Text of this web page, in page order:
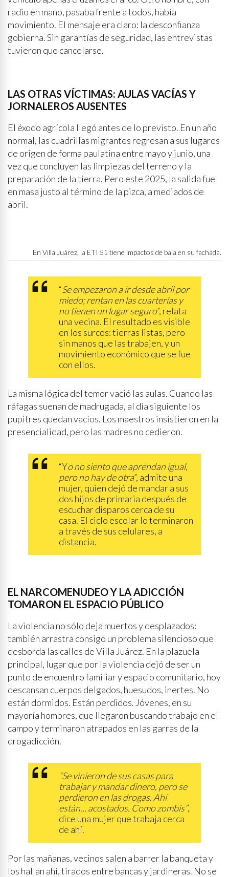
radio en mano, pasaba frente a todos, había
movimiento. El mensaje era claro: la desconfianza
gobierna. Sin garantías de seguridad, las entrevistas
tuvieron que cancelarse.
LAS OTRAS VÍCTIMAS: AULAS VACÍAS Y
JORNALEROS AUSENTES
El éxodo agrícola llegó antes de lo previsto. En un año
normal, las cuadrillas migrantes regresan a sus lugares
de origen de forma paulatina entre mayo y junio, una
vez que concluyen las limpiezas del terreno y la
preparación de la tierra. Pero este 2025, la salida fue
en masa justo al término de la pizca, a mediados de
abril.
En Villa Juárez, la ETI 51 tiene impactos de bala en su fachada.
“Se empezaron a ir desde abril por
miedo; rentan en las cuarterías y
no tienen un lugar seguro”, relata
una vecina. El resultado es visible
en los surcos: tierras listas, pero
sin manos que las trabajen, y un
movimiento económico que se fue
con ellos.
La misma lógica del temor vació las aulas. Cuando las
ráfagas suenan de madrugada, al día siguiente los
pupitres quedan vacíos. Los maestros insistieron en la
presencialidad, pero las madres no cedieron.
“Yo no siento que aprendan igual,
pero no hay de otra”, admite una
mujer, quien dejó de mandar a sus
dos hijos de primaria después de
escuchar disparos cerca de su
casa. El ciclo escolar lo terminaron
a través de sus celulares, a
distancia.
EL NARCOMENUDEO Y LA ADICCIÓN
TOMARON EL ESPACIO PÚBLICO
La violencia no sólo deja muertos y desplazados:
también arrastra consigo un problema silencioso que
desborda las calles de Villa Juárez. En la plazuela
principal, lugar que por la violencia dejó de ser un
punto de encuentro familiar y espacio comunitario, hoy
descansan cuerpos delgados, huesudos, inertes. No
están dormidos. Están perdidos. Jóvenes, en su
mayoría hombres, que llegaron buscando trabajo en el
campo y terminaron atrapados en las garras de la
drogadicción.
“Se vinieron de sus casas para
trabajar y mandar dinero, pero se
perdieron en las drogas. Ahí
están… acostados. Como zombis”,
dice una mujer que trabaja cerca
de ahí.
Por las mañanas, vecinos salen a barrer la banqueta y
los hallan ahí, tirados entre bancas y jardineras. No se